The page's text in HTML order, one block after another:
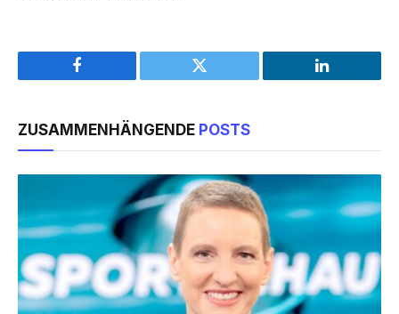
Facebook Twitter LinkedIn
ZUSAMMENHÄNGENDE POSTS